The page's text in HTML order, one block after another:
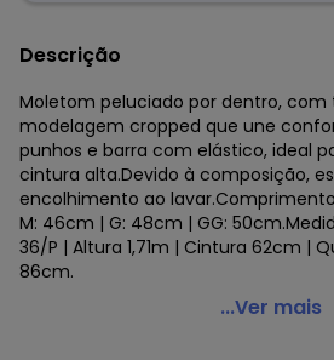
Descrição
Moletom peluciado por dentro,
modelagem cropped que une
punhos e barra com elástico, ideal
cintura alta.Devido à composição,
encolhimento ao
M: 46cm | G: 48cm | GG:
36/P | Altura 1,71m | Cintura 62cm |
86cm.
Meu Jeans - Cropped Moletom
...Ver mais